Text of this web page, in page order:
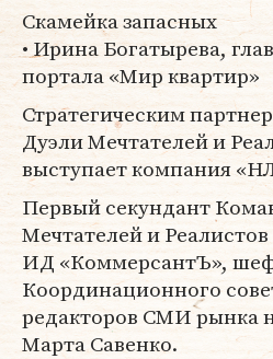
Скамейка запасных
• Ирина Богатырева,
портала «Мир квартир»
Стратегическим
Дуэли Мечтателей и
выступает компания
Первый секундант
Мечтателей и
ИД «КоммерсантЪ»,
Координационного
редакторов СМИ рынка
Марта Савенко.